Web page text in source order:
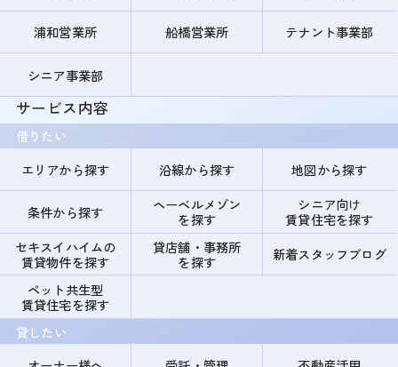
浦和営業所 船橋営業所 テナント事業部
シニア事業部
サービス内容
借りたい
エリアから探す
沿線から探す 地図から探す
条件から探す
ヘーベルメゾン
を探す
シニア向け
賃貸住宅を探す
セキスイハイムの
賃貸物件を探す
貸店舗・事務所
を探す
新着スタッフブログ
ペット共生型
賃貸住宅を探す
貸したい